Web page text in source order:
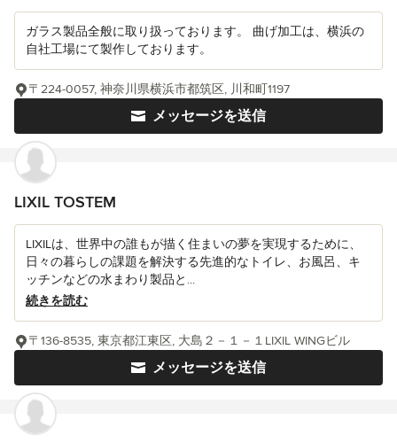
ガラス製品全般に取り扱っております。 曲げ加工は、横浜の
自社工場にて製作しております。
メッセージを送信
〒224-0057, 神奈川県横浜市都筑区, 川和町1197
LIXIL TOSTEM
LIXILは、世界中の誰もが描く住まいの夢を実現するために、
日々の暮らしの課題を解決する先進的なトイレ、お風呂、キ
ッチンなどの水まわり製品と...
続きを読む
メッセージを送信
〒136-8535, 東京都江東区, 大島２－１－１LIXIL WINGビル